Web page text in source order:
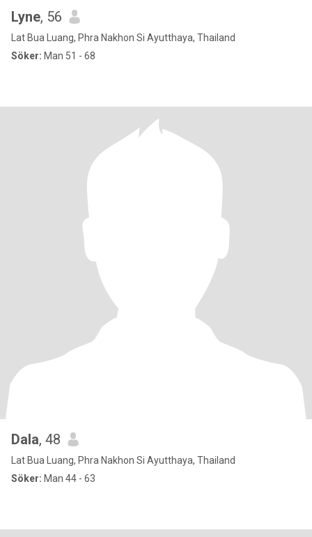
Lyne, 56
Lat Bua Luang, Phra Nakhon Si Ayutthaya, Thailand
Söker: Man 51 - 68
Dala, 48
Lat Bua Luang, Phra Nakhon Si Ayutthaya, Thailand
Söker: Man 44 - 63